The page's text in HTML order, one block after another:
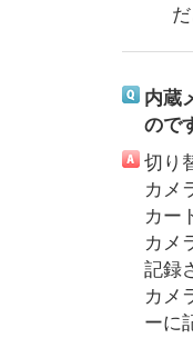
だ
内蔵
ので
切り
カメ
カー
カメ
記録
カメ
ーに